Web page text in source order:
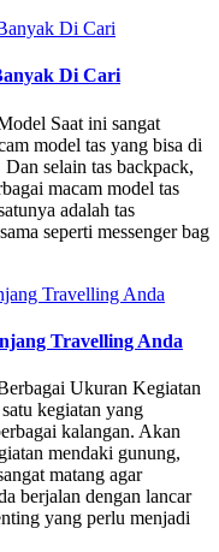
Di Cari
Saat ini sangat
model tas yang bisa di
selain tas backpack,
macam model tas
adalah tas
seperti messenger bag
Travelling Anda
Ukuran Kegiatan
kegiatan yang
kalangan. Akan
mendaki gunung,
matang agar
berjalan dengan lancar
yang perlu menjadi